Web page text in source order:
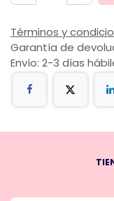
Términos y
Garantía de
Envío: 2-3 días